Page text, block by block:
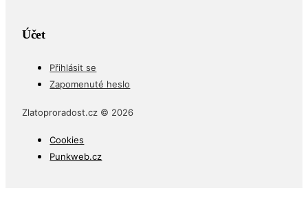
Účet
Přihlásit se
Zapomenuté heslo
Zlatoproradost.cz © 2026
Cookies
Punkweb.cz